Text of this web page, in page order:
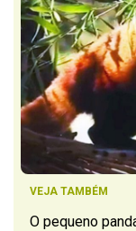
VEJA TAMBÉM
O pequeno